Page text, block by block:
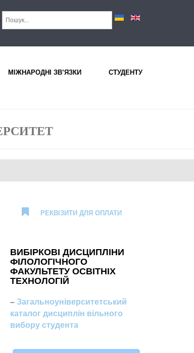
МІЖНАРОДНІ ЗВ’ЯЗКИ СТУДЕНТУ
РЕКВІЗИТИ ДЛЯ ОПЛАТИ
ВИБІРКОВІ ДИСЦИПЛІНИ
ФІЛОЛОГІЧНОГО
ФАКУЛЬТЕТУ ОСВІТНІХ
ТЕХНОЛОГІЙ
– Загальноуніверситетський
каталог дисциплін вільного
вибору студента